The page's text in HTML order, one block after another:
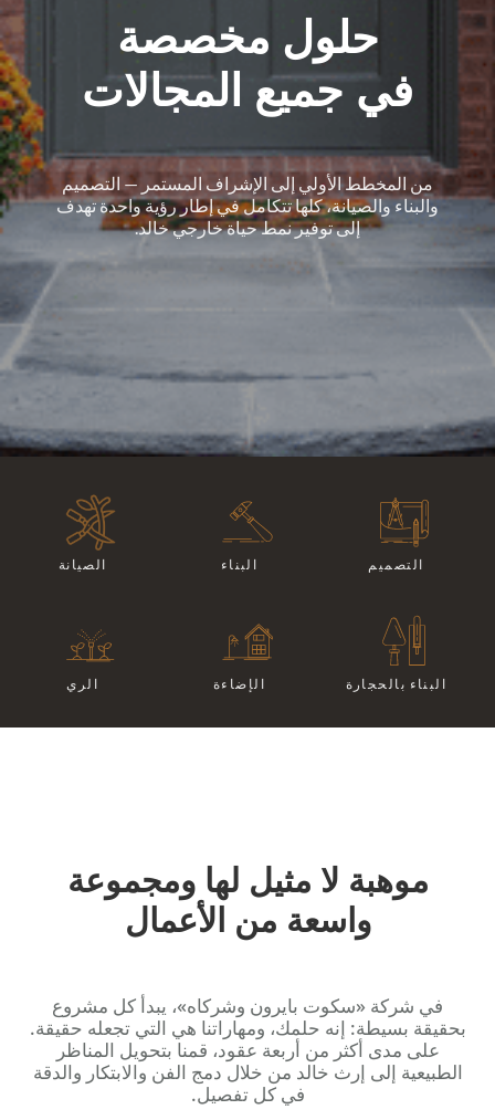
حلول مخصصة
في جميع المجالات
من المخطط الأولي إلى الإشراف المستمر — التصميم
والبناء والصيانة، كلها تتكامل في إطار رؤية واحدة تهدف
إلى توفير نمط حياة خارجي خالد.
التصميم البناء الصيانة
البناء بالحجارة الإضاءة الري
موهبة لا مثيل لها ومجموعة
واسعة من الأعمال
في شركة «سكوت بايرون وشركاه»، يبدأ كل مشروع
بحقيقة بسيطة: إنه حلمك، ومهاراتنا هي التي تجعله حقيقة.
على مدى أكثر من أربعة عقود، قمنا بتحويل المناظر
الطبيعية إلى إرث خالد من خلال دمج الفن والابتكار والدقة
في كل تفصيل.